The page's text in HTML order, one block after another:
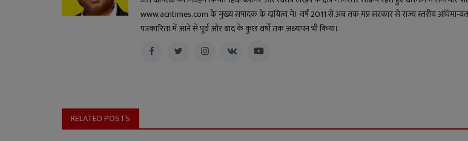
www.acntimes.com के मुख्य संपादक के दायित्व में। वर्ष 2011 से अब तक मप्र सरकार से राज्य स्तरीय अधिमान्यता
पत्रकारिता में आने से पूर्व और बाद के कुछ वर्षों तक अध्यापन भी किया।
RELATED POSTS